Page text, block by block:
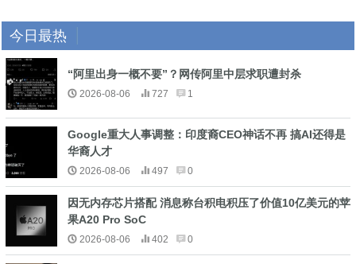
今日最热
“阿里出身一概不要”？网传阿里中层求职遭封杀
2026-08-06 727 1
Google重大人事调整：印度裔CEO神话不再 搞AI还得是
华裔人才
2026-08-06 497 0
因无内存芯片搭配 消息称台积电积压了价值10亿美元的苹
果A20 Pro SoC
2026-08-06 402 0